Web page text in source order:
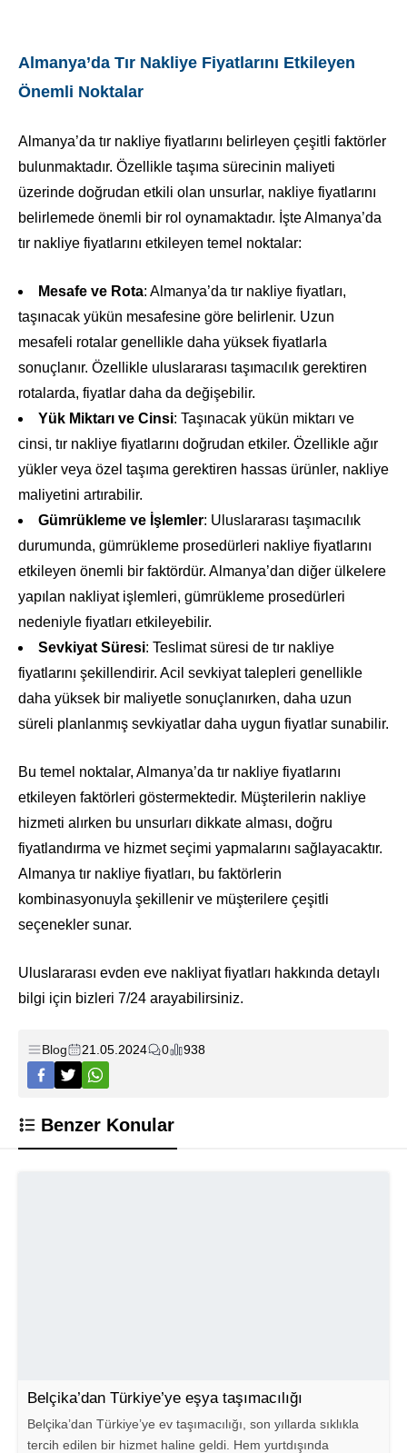
Almanya’da Tır Nakliye Fiyatlarını Etkileyen
Önemli Noktalar
Almanya’da tır nakliye fiyatlarını belirleyen çeşitli faktörler
bulunmaktadır. Özellikle taşıma sürecinin maliyeti
üzerinde doğrudan etkili olan unsurlar, nakliye fiyatlarını
belirlemede önemli bir rol oynamaktadır. İşte Almanya’da
tır nakliye fiyatlarını etkileyen temel noktalar:
Mesafe ve Rota: Almanya’da tır nakliye fiyatları,
taşınacak yükün mesafesine göre belirlenir. Uzun
mesafeli rotalar genellikle daha yüksek fiyatlarla
sonuçlanır. Özellikle uluslararası taşımacılık gerektiren
rotalarda, fiyatlar daha da değişebilir.
Yük Miktarı ve Cinsi: Taşınacak yükün miktarı ve
cinsi, tır nakliye fiyatlarını doğrudan etkiler. Özellikle ağır
yükler veya özel taşıma gerektiren hassas ürünler, nakliye
maliyetini artırabilir.
Gümrükleme ve İşlemler: Uluslararası taşımacılık
durumunda, gümrükleme prosedürleri nakliye fiyatlarını
etkileyen önemli bir faktördür. Almanya’dan diğer ülkelere
yapılan nakliyat işlemleri, gümrükleme prosedürleri
nedeniyle fiyatları etkileyebilir.
Sevkiyat Süresi: Teslimat süresi de tır nakliye
fiyatlarını şekillendirir. Acil sevkiyat talepleri genellikle
daha yüksek bir maliyetle sonuçlanırken, daha uzun
süreli planlanmış sevkiyatlar daha uygun fiyatlar sunabilir.
Bu temel noktalar, Almanya’da tır nakliye fiyatlarını
etkileyen faktörleri göstermektedir. Müşterilerin nakliye
hizmeti alırken bu unsurları dikkate alması, doğru
fiyatlandırma ve hizmet seçimi yapmalarını sağlayacaktır.
Almanya tır nakliye fiyatları, bu faktörlerin
kombinasyonuyla şekillenir ve müşterilere çeşitli
seçenekler sunar.
Uluslararası evden eve nakliyat fiyatları hakkında detaylı
bilgi için bizleri 7/24 arayabilirsiniz.
Blog 21.05.2024 0 938
Benzer Konular
Belçika’dan Türkiye’ye eşya taşımacılığı
Belçika’dan Türkiye’ye ev taşımacılığı, son yıllarda sıklıkla
tercih edilen bir hizmet haline geldi. Hem yurtdışında